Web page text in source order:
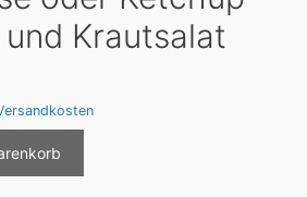
Krautsalat